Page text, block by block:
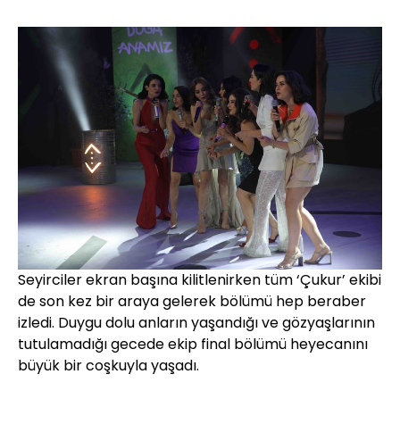
Seyirciler ekran başına kilitlenirken tüm ‘Çukur’ ekibi
de son kez bir araya gelerek bölümü hep beraber
izledi. Duygu dolu anların yaşandığı ve gözyaşlarının
tutulamadığı gecede ekip final bölümü heyecanını
büyük bir coşkuyla yaşadı.